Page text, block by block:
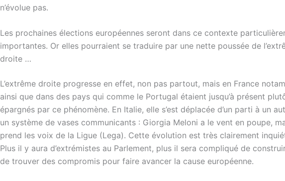
n’évolue pas.
Les prochaines élections européennes seront dans ce contexte
importantes. Or elles pourraient se traduire par une nette poussée de
droite …
L’extrême droite progresse en effet, non pas partout, mais en France
ainsi que dans des pays qui comme le Portugal étaient jusqu’à présent
épargnés par ce phénomène. En Italie, elle s’est déplacée d’un parti à un
un système de vases communicants : Giorgia Meloni a le vent en poupe,
prend les voix de la Ligue (Lega). Cette évolution est très clairement
Plus il y aura d’extrémistes au Parlement, plus il sera compliqué de
de trouver des compromis pour faire avancer la cause européenne.